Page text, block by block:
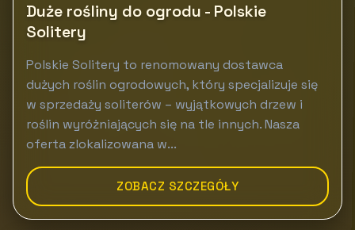
Duże rośliny do ogrodu - Polskie
Solitery
Polskie Solitery to renomowany dostawca
dużych roślin ogrodowych, który specjalizuje się
w sprzedaży soliterów – wyjątkowych drzew i
roślin wyróżniających się na tle innych. Nasza
oferta zlokalizowana w...
ZOBACZ SZCZEGÓŁY